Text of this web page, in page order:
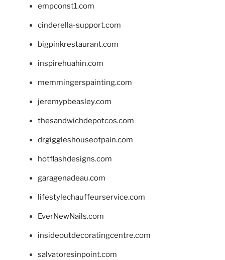
empconst1.com
cinderella-support.com
bigpinkrestaurant.com
inspirehuahin.com
memmingerspainting.com
jeremypbeasley.com
thesandwichdepotcos.com
drgiggleshouseofpain.com
hotflashdesigns.com
garagenadeau.com
lifestylechauffeurservice.com
EverNewNails.com
insideoutdecoratingcentre.com
salvatoresinpoint.com